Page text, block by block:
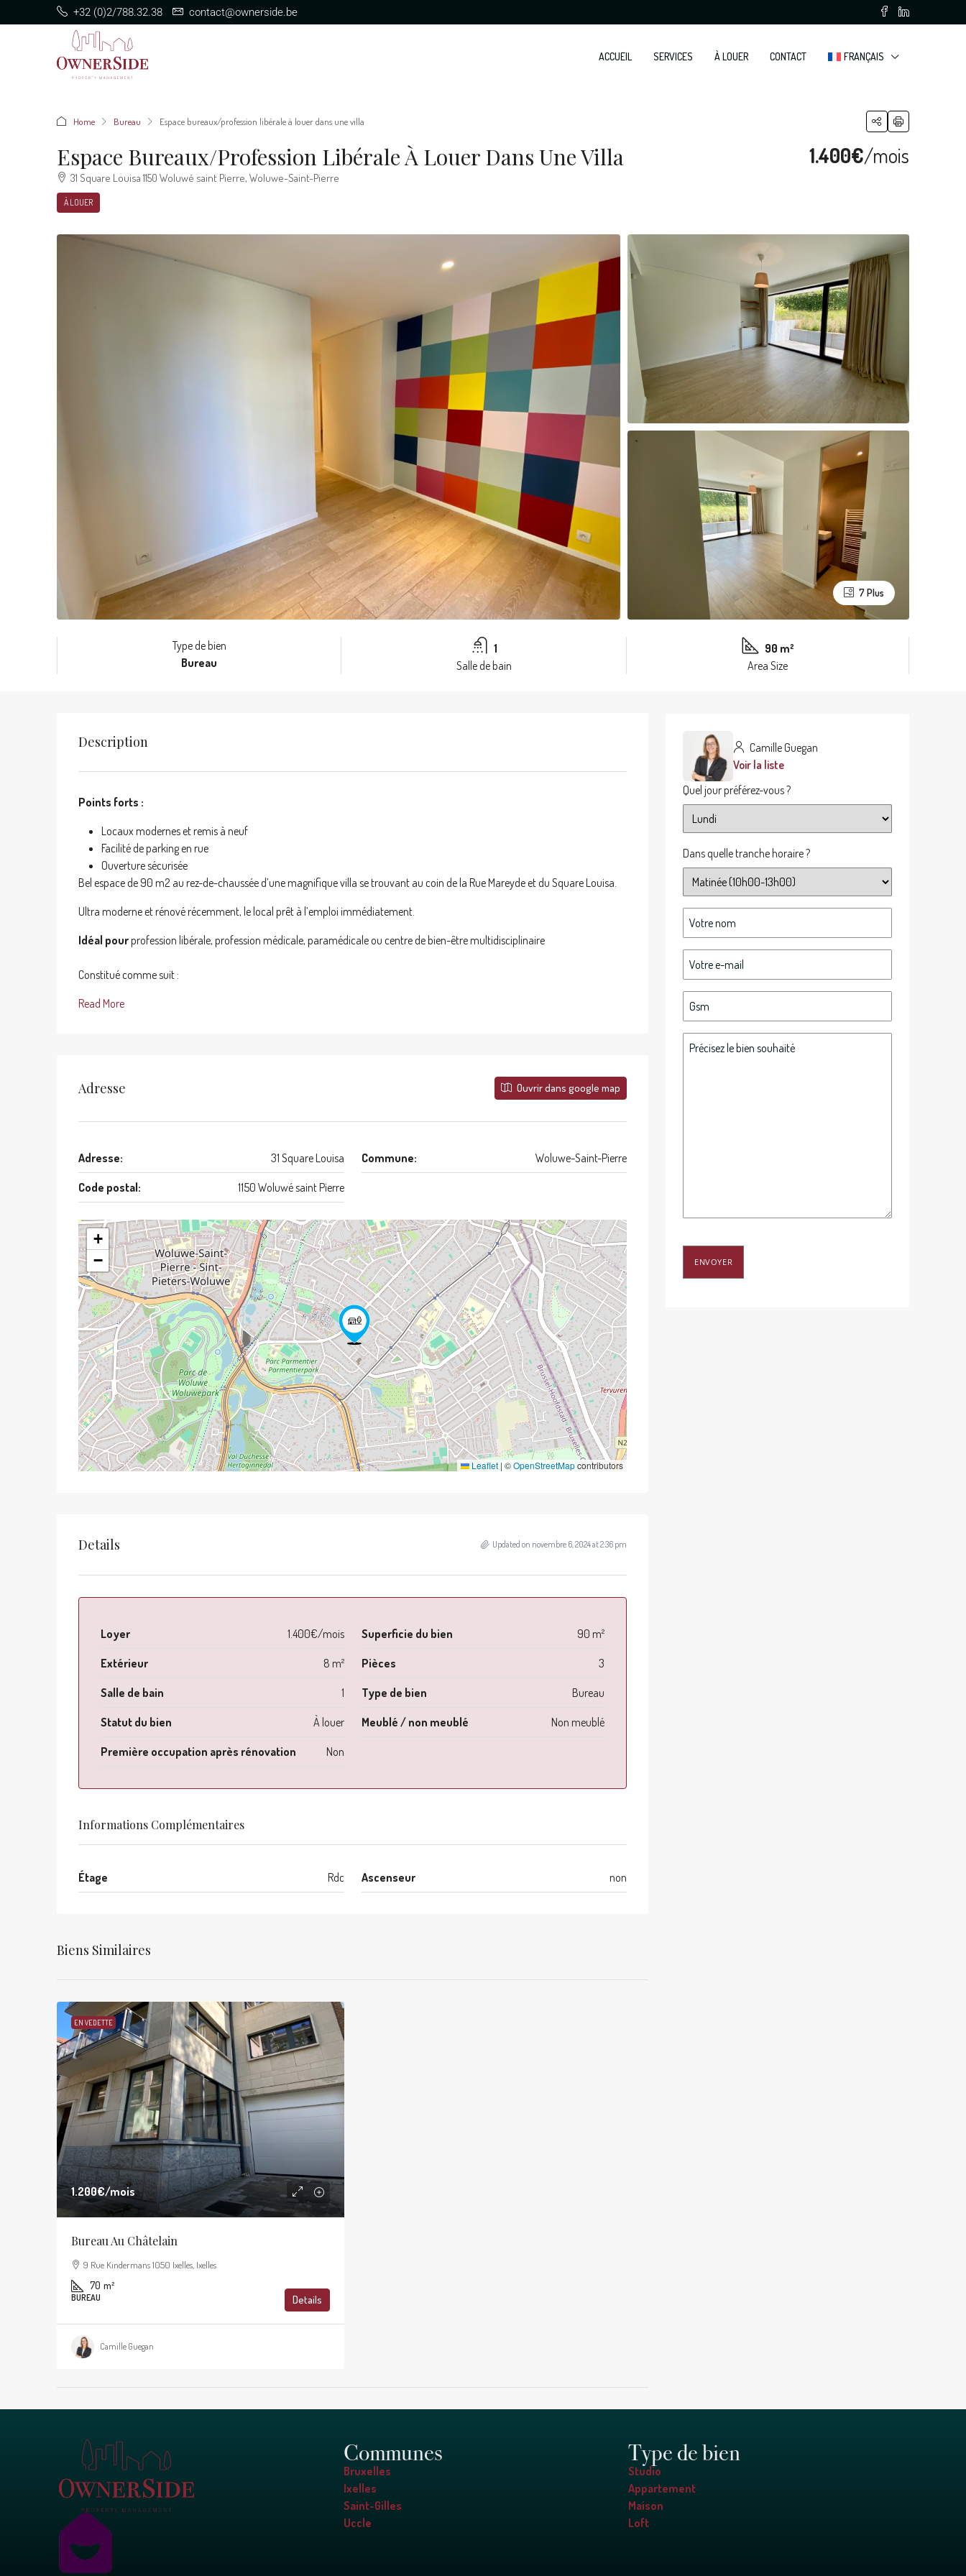
+32 (0)2/788.32.38 contact@ownerside.be
ACCUEIL SERVICES À LOUER CONTACT FRANÇAIS
Home Bureau Espace bureaux/profession libérale à louer dans une villa
Espace Bureaux/profession Libérale À Louer Dans Une Villa
31 Square Louisa 1150 Woluwé saint Pierre, Woluwe-Saint-Pierre
À LOUER
1.400€/mois
7 Plus
Type de bien
Bureau
1
Salle de bain
90 m²
Area Size
Description
Points forts :
Locaux modernes et remis à neuf
Facilité de parking en rue
Ouverture sécurisée
Bel espace de 90 m2 au rez-de-chaussée d’une magnifique villa se trouvant au coin de la Rue Mareyde et du Square Louisa.
Ultra moderne et rénové récemment, le local prêt à l’emploi immédiatement.
Idéal pourprofession libérale, profession médicale, paramédicale ou centre de bien-être multidisciplinaire
Constitué comme suit :
Read More
Adresse Ouvrir dans google map
Adresse: 31 Square Louisa Commune: Woluwe-Saint-Pierre
Code postal: 1150 Woluwé saint Pierre
+
−
Leaflet | ©OpenStreetMapcontributors
Details Updated on novembre 6, 2024 at 2:36 pm
Loyer 1.400€/mois Superficie du bien 90 m²
Extérieur 8 m² Pièces 3
Salle de bain 1 Type de bien Bureau
Statut du bien À louer Meublé / non meublé Non meublé
Première occupation après rénovation Non
Informations Complémentaires
Étage Rdc Ascenseur non
Biens Similaires
EN VEDETTE
1.200€/mois
Bureau Au Châtelain
9 Rue Kindermans 1050 Ixelles, Ixelles
70 m²
BUREAU Details
Camille Guegan
Camille Guegan
Voir la liste
Quel jour préférez-vous ?
Dans quelle tranche horaire ?
Communes
Bruxelles
Ixelles
Saint-Gilles
Uccle
Type de bien
Studio
Appartement
Maison
Loft